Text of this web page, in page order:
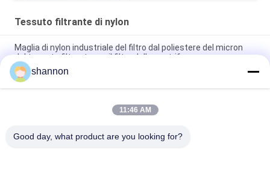
Tessuto filtrante di nylon
Maglia di nylon industriale del filtro dal poliestere del micron
del tessuto filtrante per il filtro dalla centrifuga
Corpo filtrante di nylon tessuto del poliestere del polipropilene
del tessuto filtrante della poliammide del monofilamento
5 corpi filtranti ad alta temperatura di nylon del tessuto
shannon
11:46 AM
Good day, what product are you looking for?